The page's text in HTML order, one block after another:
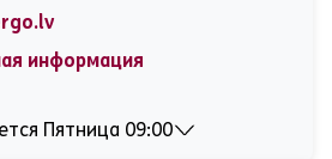
информация
Пятница 09:00